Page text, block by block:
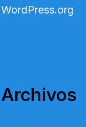
WordPress.org
Archivos